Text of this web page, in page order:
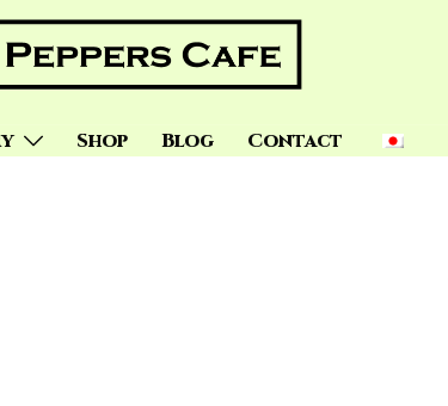
Shop Blog Contact